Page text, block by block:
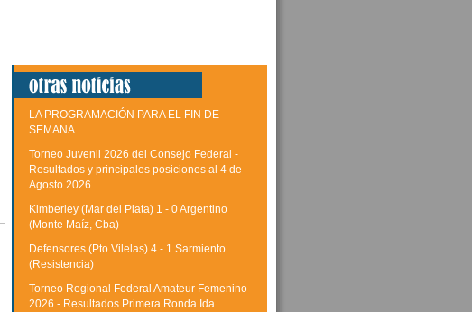
LA PROGRAMACIÓN PARA EL FIN DE
SEMANA
Torneo Juvenil 2026 del Consejo Federal -
Resultados y principales posiciones al 4 de
Agosto 2026
Kimberley (Mar del Plata) 1 - 0 Argentino
(Monte Maíz, Cba)
Defensores (Pto.Vilelas) 4 - 1 Sarmiento
(Resistencia)
Torneo Regional Federal Amateur Femenino
2026 - Resultados Primera Ronda Ida